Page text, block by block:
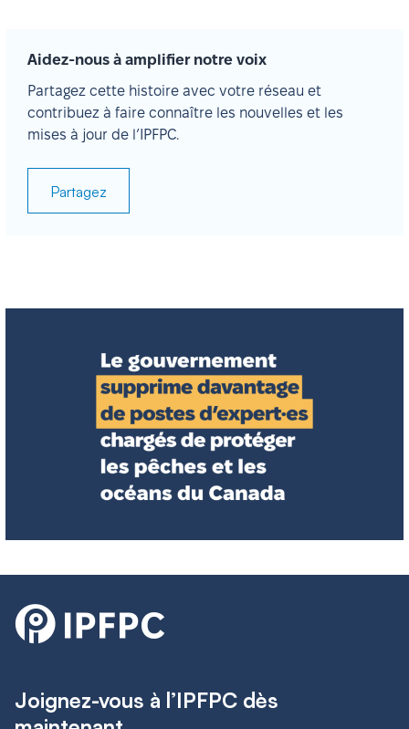
Aidez-nous à amplifier notre voix
Partagez cette histoire avec votre réseau et
contribuez à faire connaître les nouvelles et les
mises à jour de l’IPFPC.
Partagez
Joignez-vous à l’IPFPC dès